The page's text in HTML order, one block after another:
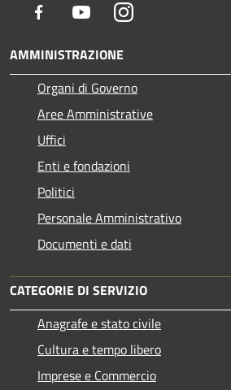
Facebook YoutubeInstagram
AMMINISTRAZIONE
Organi di Governo
Aree Amministrative
Uffici
Enti e fondazioni
Politici
Personale Amministrativo
Documenti e dati
CATEGORIE DI SERVIZIO
Anagrafe e stato civile
Cultura e tempo libero
Imprese e Commercio